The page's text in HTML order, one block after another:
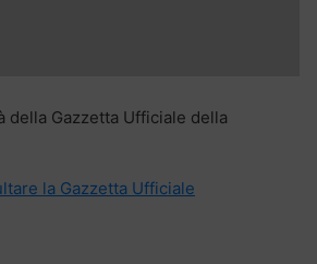
della Gazzetta Ufficiale della
la Gazzetta Ufficiale